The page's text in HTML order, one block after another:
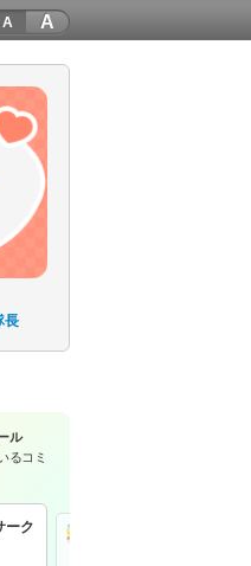
A
長
ル
るコミ
ーク